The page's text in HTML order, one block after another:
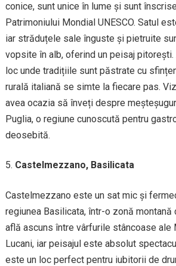
conice, sunt unice în lume și sunt
Patrimoniului Mondial UNESCO. Satul
iar străduțele sale înguste și pietruite
vopsite în alb, oferind un peisaj
loc unde tradițiile sunt păstrate cu
rurală italiană se simte la fiecare pas.
avea ocazia să înveți despre
Puglia, o regiune cunoscută pentru
deosebită.
Castelmezzano, Basilicata
Castelmezzano este un sat mic și
regiunea Basilicata, într-o zonă montană
află ascuns între vârfurile stâncoase ale
Lucani, iar peisajul este absolut
este un loc perfect pentru iubitorii de